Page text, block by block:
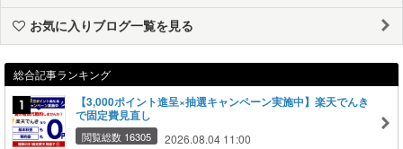
お気に入りブログ一覧を見る
総合記事ランキング
【3,000ポイント進呈×抽選キャンペーン実施中】楽天でんき
で固定費見直し
閲覧総数 16305 2026.08.04 11:00